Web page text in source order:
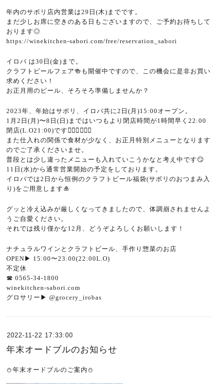
年内のサボリ店内営業は29 日(木) までです。
まだ少しお席に空きのある日もございますので、ご予約お待ちして
おります◎
https://winekitchen-sabori.com/free/reservation_sabori
イロバ は30 日(金) まで。
クラフトビールフェア🍻 も開催中ですので、この機会に是非お買い
求めください！
お正月用のビール、そろそろ準備しませんか？
2023年、年始はサボリ、イロバ共に2 日( 月)15:00 オープン。
1 月2 日( 月)〜8 日( 日) まではいつもより閉店時間が1時間早く22:00
閉店(L.O21:00)です 🙇🏻‍♂️🙇🏻‍♀️
また仕入れの関係で食材が少なく、お正月特別メニューとなります
のでご了承くださいませ。
普段とは少し違ったメニューも入れていこうかなと考え中です 😏
11 日(水)から通常営業開始の予定をしております。
イロバでは2 日から恒例のクラフトビール福袋(サボリのおつまみ入
り)をご用意します 🎍
グッと冷え込みが厳しくなってきましたので、体調崩されませんよ
うご自愛ください。
それでは残り僅かな 12 月、どうぞよろしくお願いします！
ナチュラルワインとクラフトビール、手作り惣菜のお店
OPEN ▶︎ 15:00〜23:00(22:00L.O)
不定休
☎︎ 0565-34-1800
winekitchen-sabori.com
グロサリー ▶︎ @grocery_irobas
2022-11-22 17:33:00
年末オードブルのお知らせ
⛄️年末オードブルのご案内⛄️